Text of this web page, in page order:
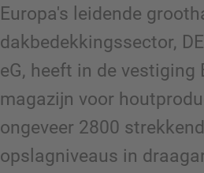
Europa's leidende
dakbedekkingssector,
eG, heeft in de vestiging
magazijn voor
ongeveer 2800
opslagniveaus in